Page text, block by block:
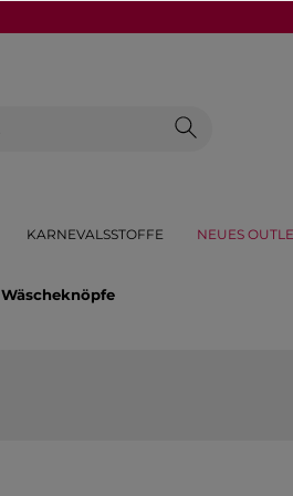
KARNEVALSSTOFFE NEUES
Wäscheknöpfe